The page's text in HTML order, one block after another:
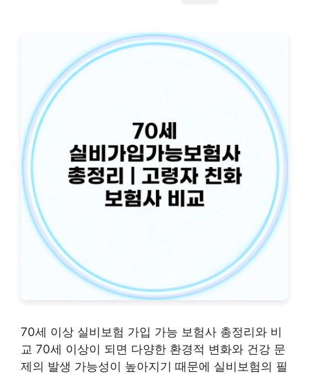
70세 이상 실비보험 가입 가능 보험사 총정리와 비
교 70세 이상이 되면 다양한 환경적 변화와 건강 문
제의 발생 가능성이 높아지기 때문에 실비보험의 필